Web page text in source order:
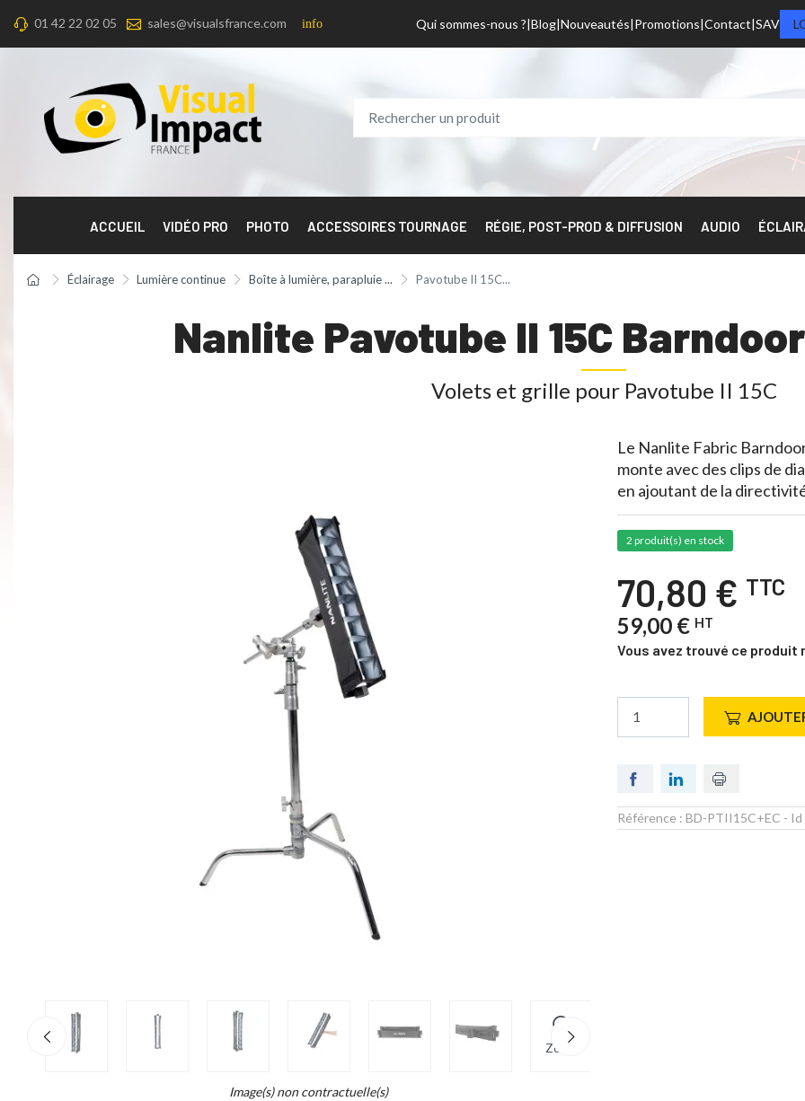
01 42 22 02 05 sales@visualsfrance.com info Qui sommes-nous ? Blog Nouveautés Promotions Contact SAV
ACCUEIL VIDÉO PRO PHOTO ACCESSOIRES TOURNAGE RÉGIE, POST-PROD & DIFFUSION AUDIO
Éclairage Lumière continue Boîte à lumière, parapluie ... Pavotube II 15C...
Nanlite Pavotube II 15C
Volets et grille pour Pavotube II 15C
Zoom
Image(s) non contractuelle(s)
Le Nanlite Fabric
monte avec des clips de
en ajoutant de la
2 produit(s) en stock
70,80 € TTC
59,00 € HT
Vous avez trouvé ce produit
Référence : BD-PTII15C+EC - Id